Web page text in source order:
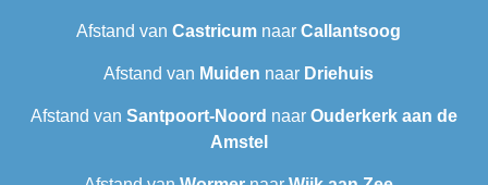
Afstand van Castricum naar Callantsoog
Afstand van Muiden naar Driehuis
Afstand van Santpoort-Noord naar Ouderkerk aan de
Amstel